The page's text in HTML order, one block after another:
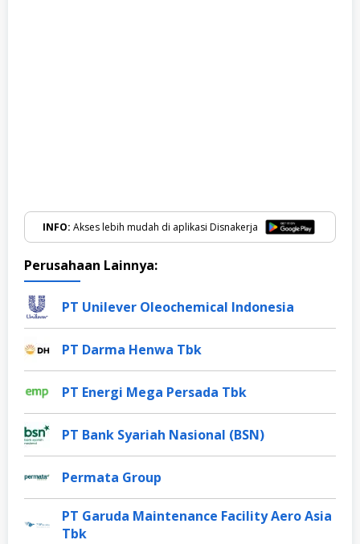
INFO: Akses lebih mudah di aplikasi Disnakerja
Perusahaan Lainnya:
PT Unilever Oleochemical Indonesia
PT Darma Henwa Tbk
PT Energi Mega Persada Tbk
PT Bank Syariah Nasional (BSN)
Permata Group
PT Garuda Maintenance Facility Aero Asia
Tbk